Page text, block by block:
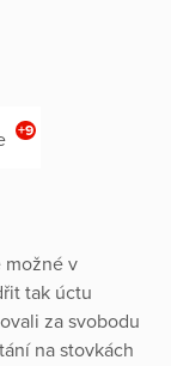
+9
možné v
tak úctu
za svobodu
na stovkách